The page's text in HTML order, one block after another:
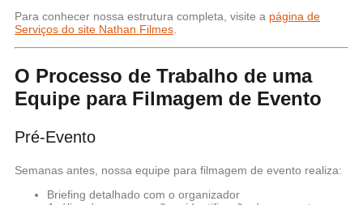
Para conhecer nossa estrutura completa, visite a página de
Serviços do site Nathan Filmes.
O Processo de Trabalho de uma
Equipe para Filmagem de Evento
Pré-Evento
Semanas antes, nossa equipe para filmagem de evento realiza:
Briefing detalhado com o organizador